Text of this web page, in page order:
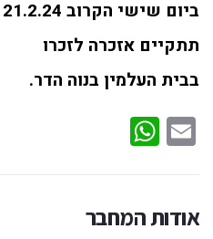
תתקיים אזכרה לזכרו
בבית העלמין בנוה הדר.
Email
אודות המחבר